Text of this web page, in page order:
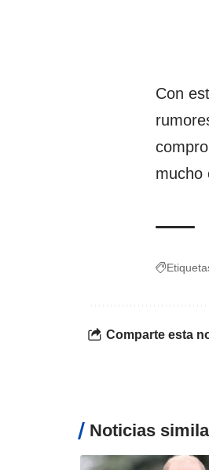
Con
mucho
Comparte esta
Noticias